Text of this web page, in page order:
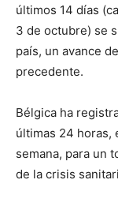
últimos 14 días
3 de octubre) se
país, un avance
precedente.
Bélgica ha
últimas 24 horas,
semana, para un
de la crisis